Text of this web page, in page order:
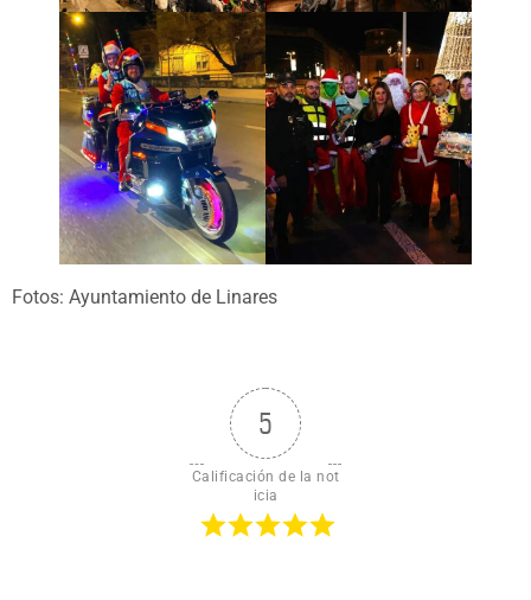
Fotos: Ayuntamiento de Linares
5
Calificación de la not
icia